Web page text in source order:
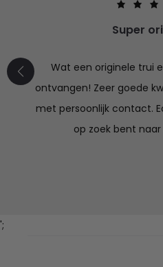
Super
Wat een originele trui
ontvangen! Zeer goede
met persoonlijk contact.
op zoek bent
';